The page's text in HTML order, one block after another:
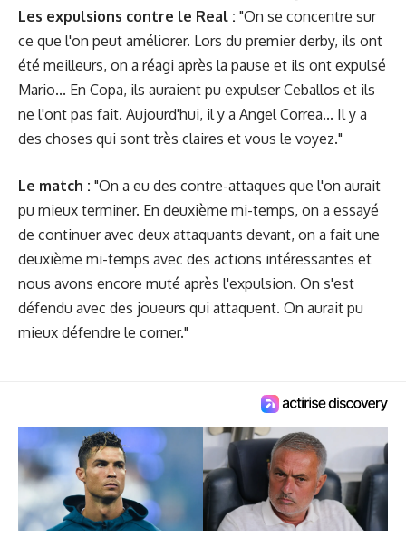
Les expulsions contre le Real : "On se concentre sur
ce que l'on peut améliorer. Lors du premier derby, ils ont
été meilleurs, on a réagi après la pause et ils ont expulsé
Mario... En Copa, ils auraient pu expulser Ceballos et ils
ne l'ont pas fait. Aujourd'hui, il y a Angel Correa... Il y a
des choses qui sont très claires et vous le voyez."
Le match : "On a eu des contre-attaques que l'on aurait
pu mieux terminer. En deuxième mi-temps, on a essayé
de continuer avec deux attaquants devant, on a fait une
deuxième mi-temps avec des actions intéressantes et
nous avons encore muté après l'expulsion. On s'est
défendu avec des joueurs qui attaquent. On aurait pu
mieux défendre le corner."